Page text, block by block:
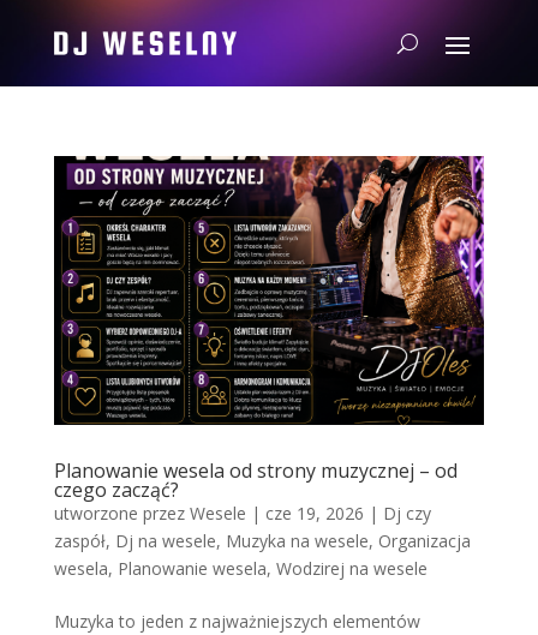
Planowanie wesela od strony muzycznej – od
czego zacząć?
utworzone przez Wesele | cze 19, 2026 | Dj czy
zaspół, Dj na wesele, Muzyka na wesele, Organizacja
wesela, Planowanie wesela, Wodzirej na wesele
Muzyka to jeden z najważniejszych elementów